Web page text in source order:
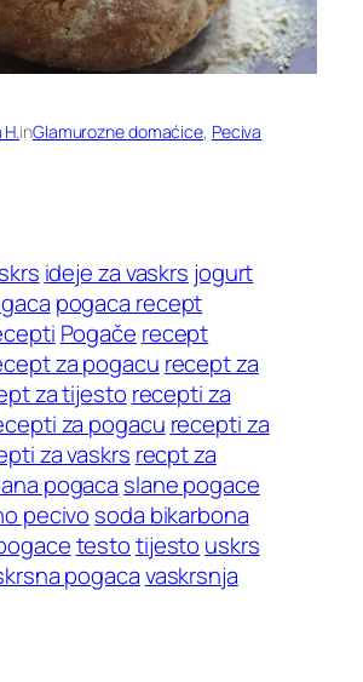
inGlamurozne domaćice, Peciva
ideje za vaskrs jogurt
pogaca recept
Pogače recept
za pogacu recept za
za tijesto recepti za
za pogacu recepti za
za vaskrs recpt za
pogaca slane pogace
pecivo soda bikarbona
testotijesto uskrs
pogacavaskrsnja